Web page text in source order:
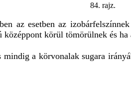
84. rajz.
az esetben az
középpont körül tömörülnek és
a körvonalak sugara